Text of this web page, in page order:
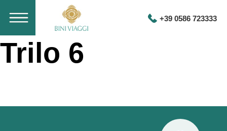
+39 0586 723333
Trilo 6